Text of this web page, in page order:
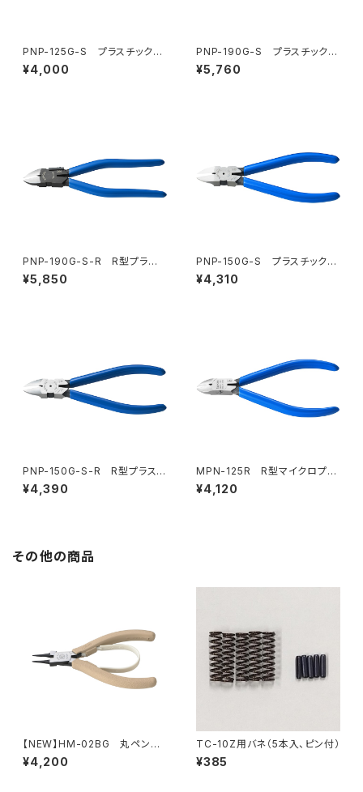
PNP-125G-S プラスチックニ
ッパ（バネ付）
¥4,000
PNP-190G-S プラスチックニ
ッパ（バネ付）
¥5,760
PNP-190G-S-R R型プラス
チックニッパ（バネ付）
¥5,850
PNP-150G-S プラスチックニ
ッパ（バネ付）
¥4,310
PNP-150G-S-R R型プラスチ
ックニッパ（バネ付）
¥4,390
MPN-125R R型マイクロプラ
スチックニッパ（バネ付）（※生産
終了）
¥4,120
その他の商品
【NEW】HM-02BG 丸ペンチ
（ライトベージュ）
¥4,200
TC-10Z用バネ（5本入、ピン付）
¥385